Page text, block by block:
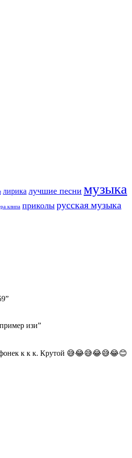
лирика лучшие песни музыка
клипа приколы русская музыка
”
изи”
фонек к к к. Крутой 😅😂😅😂😅😂😊